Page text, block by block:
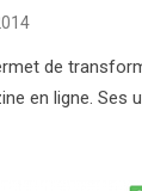
de
en ligne. Ses